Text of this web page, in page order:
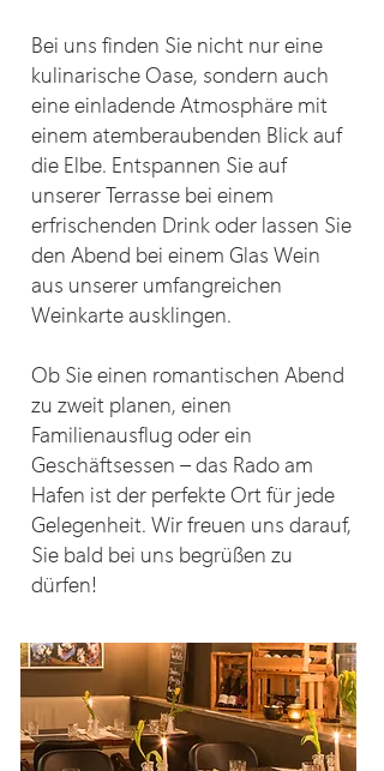
Bei uns finden Sie nicht nur eine
kulinarische Oase, sondern auch
eine einladende Atmosphäre mit
einem atemberaubenden Blick auf
die Elbe. Entspannen Sie auf
unserer Terrasse bei einem
erfrischenden Drink oder lassen Sie
den Abend bei einem Glas Wein
aus unserer umfangreichen
Weinkarte ausklingen.
Ob Sie einen romantischen Abend
zu zweit planen, einen
Familienausflug oder ein
Geschäftsessen – das Rado am
Hafen ist der perfekte Ort für jede
Gelegenheit. Wir freuen uns darauf,
Sie bald bei uns begrüßen zu
dürfen!